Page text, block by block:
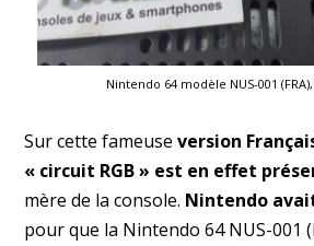
Nintendo 64 modèle NUS-001 (FRA),
Sur cette fameuse version
« circuit RGB » est en effet
mère de la console. Nintendo
pour que la Nintendo 64 NUS-001